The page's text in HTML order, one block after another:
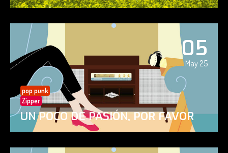
05
May 25
pop punk
Zipper
UN POCO DE PASIÓN, POR FAVOR